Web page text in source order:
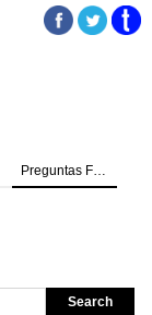
Preguntas Frecuentes
Search